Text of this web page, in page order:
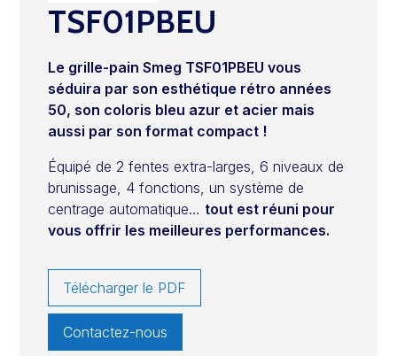
TSF01PBEU
Le grille-pain Smeg TSF01PBEU vous
séduira par son esthétique rétro années
50, son coloris bleu azur et acier mais
aussi par son format compact !
Équipé de 2 fentes extra-larges, 6 niveaux de
brunissage, 4 fonctions, un système de
centrage automatique… tout est réuni pour
vous offrir les meilleures performances.
Télécharger le PDF
Contactez-nous